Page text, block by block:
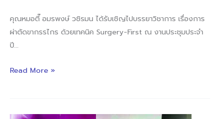
คุณหมอตี๊ อมรพงษ์ วชิรมน ได้รับเชิญไปบรรยาวิชาการ เรื่องการ
ผ่าตัดขากรรไกร ด้วยเทคนิค Surgery-First ณ งานประชุมประจำ
ปี…
Read More »